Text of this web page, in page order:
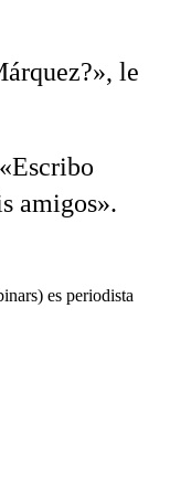
le
amigos».
es periodista